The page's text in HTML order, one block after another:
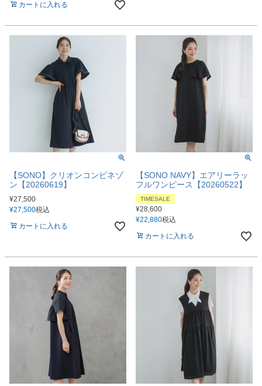
カートに入れる
【SONO】クリオンコンビネゾ
ン【20260619】
¥27,500
¥27,500税込
カートに入れる
【SONO NAVY】エアリーラッ
フルワンピース【20260522】
TIMESALE
¥28,600
¥22,880税込
カートに入れる